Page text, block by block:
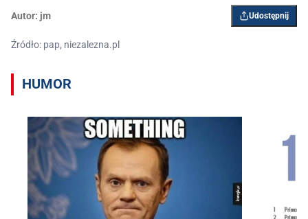
Autor: jm Udostępnij
Źródło: pap, niezalezna.pl
HUMOR